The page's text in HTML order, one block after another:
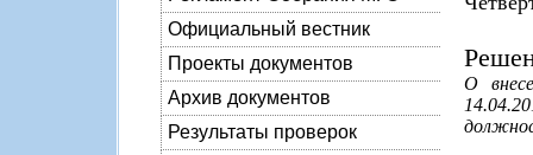
Официальный вестник
Проекты документов
Архив документов
Результаты проверок
О